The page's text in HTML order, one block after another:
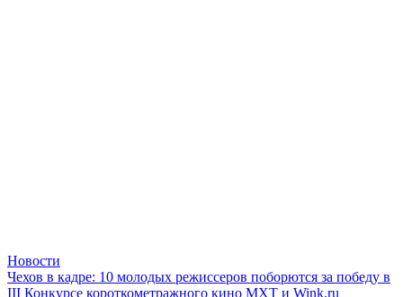
Новости
Чехов в кадре: 10 молодых режиссеров поборются за победу в
III Конкурсе короткометражного кино МХТ и Wink.ru